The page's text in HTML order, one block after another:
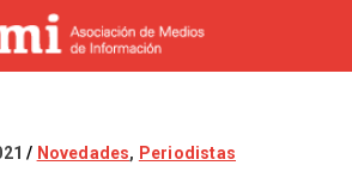
Novedades, Periodistas